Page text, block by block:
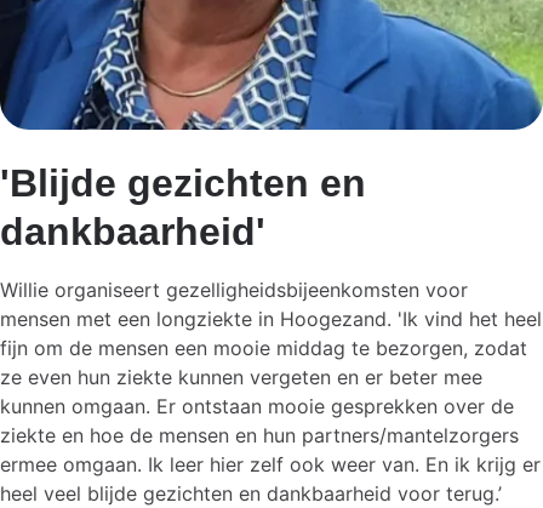
'Blijde gezichten en
dankbaarheid'
Willie organiseert gezelligheidsbijeenkomsten voor
mensen met een longziekte in Hoogezand. 'Ik vind het heel
fijn om de mensen een mooie middag te bezorgen, zodat
ze even hun ziekte kunnen vergeten en er beter mee
kunnen omgaan. Er ontstaan mooie gesprekken over de
ziekte en hoe de mensen en hun partners/mantelzorgers
ermee omgaan. Ik leer hier zelf ook weer van. En ik krijg er
heel veel blijde gezichten en dankbaarheid voor terug.’